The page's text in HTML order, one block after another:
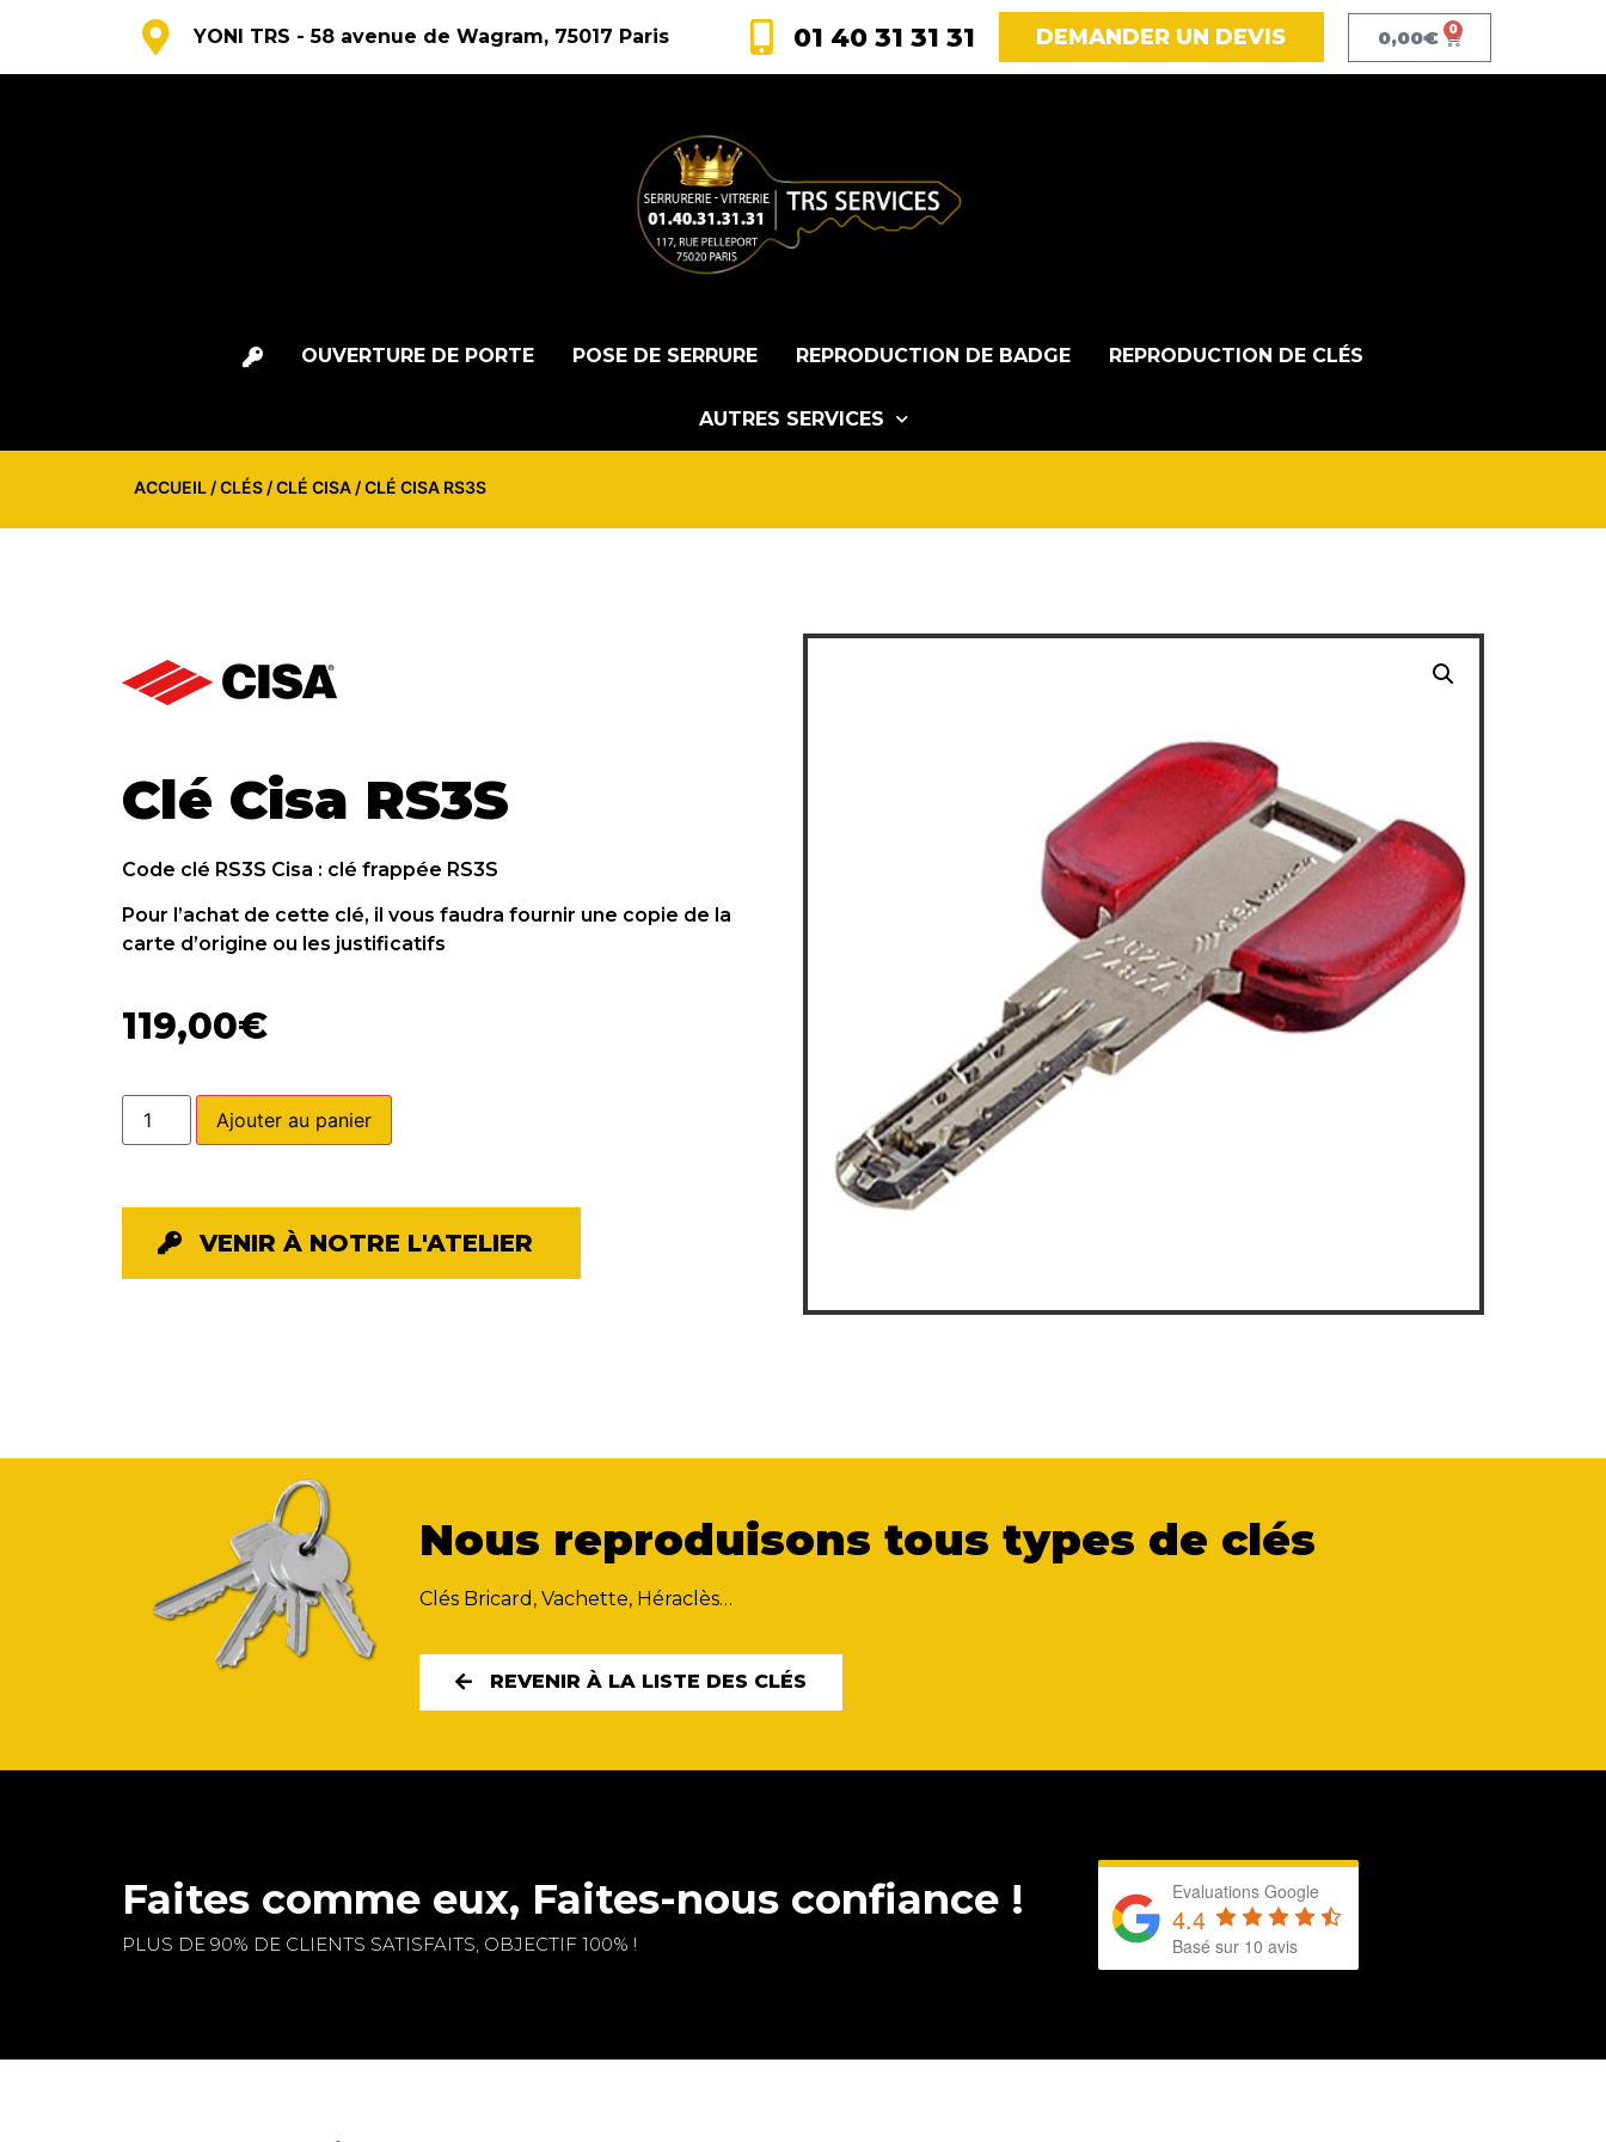
YONI TRS - 58 avenue de Wagram, 75017 Paris 01 40 31 31 31 DEMANDER UN DEVIS 0,00€ 0
OUVERTURE DE PORTE POSE DE SERRURE REPRODUCTION DE BADGE REPRODUCTION DE CLÉS
AUTRES SERVICES
ACCUEIL /CLÉS /CLÉ CISA / CLÉ CISA RS3S
Clé Cisa RS3S
Code clé RS3S Cisa : clé frappée RS3S
Pour l’achat de cette clé, il vous faudra fournir une copie de la
carte d’origine ou les justificatifs
119,00€
Ajouter au panier
VENIR À NOTRE L'ATELIER
Nous reproduisons tous types de clés
Clés Bricard, Vachette, Héraclès…
REVENIR À LA LISTE DES CLÉS
Faites comme eux, Faites-nous confiance !
PLUS DE 90% DE CLIENTS SATISFAITS, OBJECTIF 100% !
Evaluations Google
4.4
Basé sur 10 avis